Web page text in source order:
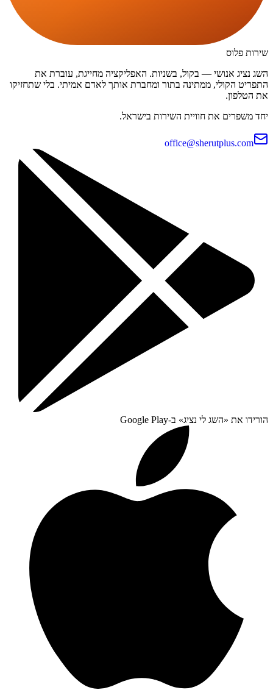
שירות פלוס
השג נציג אנושי — בקול, בשניות. האפליקציה מחייגת, עוברת את
התפריט הקולי, ממתינה בתור ומחברת אותך לאדם אמיתי. בלי שתחזיקו
את הטלפון.
יחד משפרים את חוויית השירות בישראל.
office@sherutplus.com
הורידו את «השג לי נציג» ב-Google Play